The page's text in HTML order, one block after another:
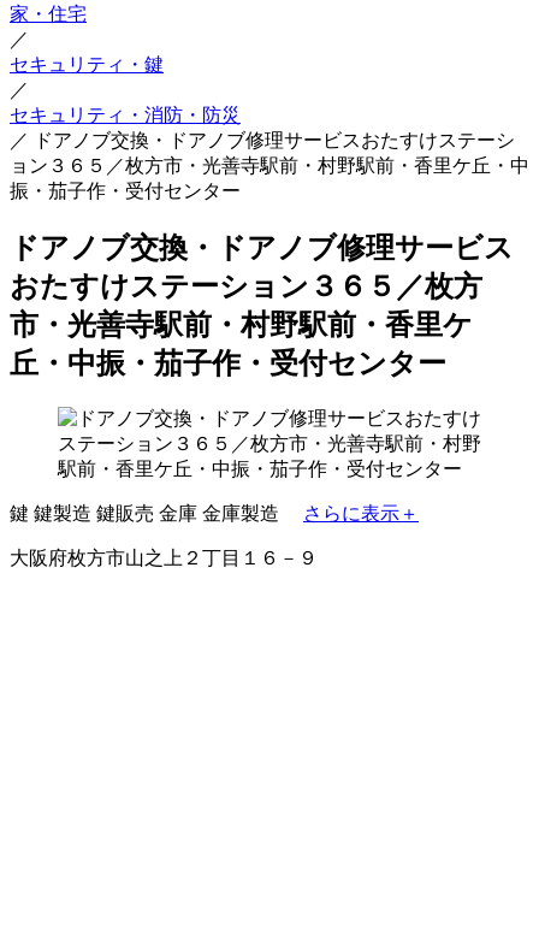
家・住宅
／
セキュリティ・鍵
／
セキュリティ・消防・防災
／
ドアノブ交換・ドアノブ修理サービスおたすけステーシ
ョン３６５／枚方市・光善寺駅前・村野駅前・香里ケ丘・中
振・茄子作・受付センター
ドアノブ交換・ドアノブ修理サービス
おたすけステーション３６５／枚方
市・光善寺駅前・村野駅前・香里ケ
丘・中振・茄子作・受付センター
鍵 鍵製造 鍵販売 金庫 金庫製造 さらに表示＋
大阪府枚方市山之上２丁目１６－９